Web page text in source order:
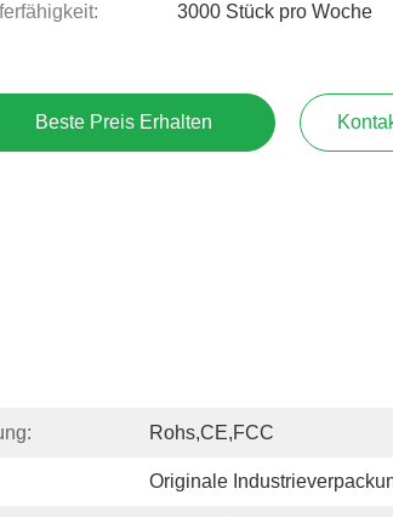
3000 Stück pro Woche
Beste Preis Erhalten
Rohs,CE,FCC
Originale